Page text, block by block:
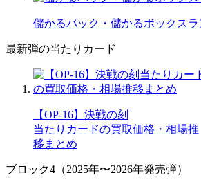
儲かるパック・儲かるボックス
最新弾の当たりカード
【OP-16】決戦の刻
当たりカードの買取価格・相場推
移まとめ
ブロック4（2025年〜2026年発売弾）